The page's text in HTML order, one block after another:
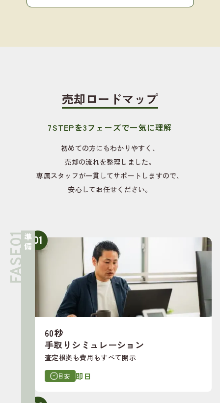
売却ロードマップ
7STEPを3フェーズで一気に理解
初めての方にもわかりやすく、
売却の流れを整理しました。
専属スタッフが一貫してサポートしますので、
安心してお任せください。
準備 01
60秒
手取りシミュレーション
査定根拠も費用もすべて開示
目安 即日